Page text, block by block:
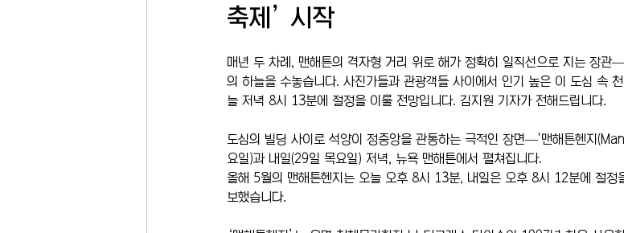
축제’ 시작
매년 두 차례, 맨해튼의 격자형 거리 위로 해가 정확히 일직선으로 지는 장관
의 하늘을 수놓습니다. 사진가들과 관광객들 사이에서 인기 높은 이 도심 속
늘 저녁 8시 13분에 절정을 이룰 전망입니다. 김지원 기자가 전해드립니다.
도심의 빌딩 사이로 석양이 정중앙을 관통하는 극적인 장면—'맨해튼헨지
요일)과 내일(29일 목요일) 저녁, 뉴욕 맨해튼에서 펼쳐집니다.
올해 5월의 맨해튼헨지는 오늘 오후 8시 13분, 내일은 오후 8시 12분에 절정
보했습니다.